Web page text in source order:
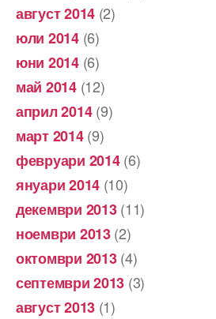
август 2014 (2)
юли 2014(6)
юни 2014(6)
май 2014(12)
април 2014(9)
март 2014(9)
февруари 2014(6)
януари 2014 (10)
декември 2013(11)
ноември 2013(2)
октомври 2013(4)
септември 2013 (3)
август 2013 (1)